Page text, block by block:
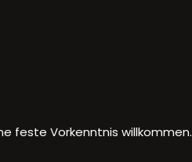
feste Vorkenntnis willkommen.